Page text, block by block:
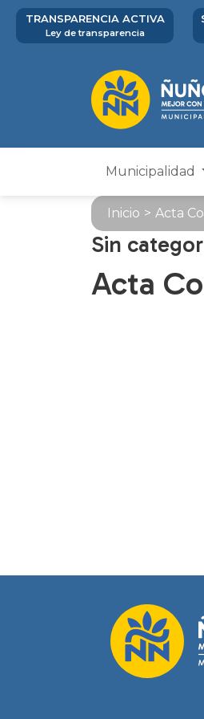
TRANSPARENCIA ACTIVA
Ley de transparencia
Municipalidad
Inicio > Acta
Sin
Acta